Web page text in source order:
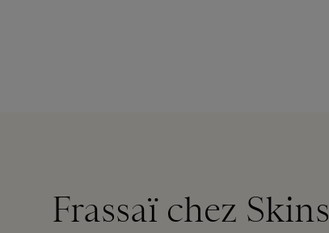
Frassaï chez Skins